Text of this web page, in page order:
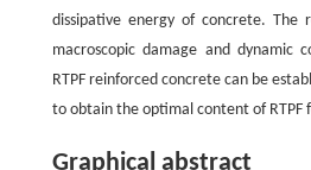
dissipative energy of concrete. The
macroscopic damage and dynamic
RTPF reinforced concrete can be
to obtain the optimal content of RTPF
Graphical abstract